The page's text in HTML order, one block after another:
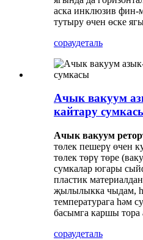
аска инклюзив фин-
тутыру өчен өске
сораудеталь
Ачык вакуум
кайтару
Ачык вакуум
төлек пешерү өчен
төлек төрү төре
сумкалар югары
пластик
җылылыкка чыдам,
температурага һәм
басымга каршы тора
сораудеталь